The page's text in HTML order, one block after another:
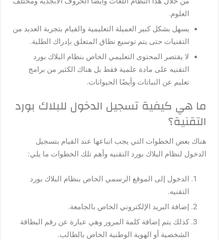
العلوم.
يسهل بشكل كبير العميلة التعليمية والقيام بتجربة العديد من
التقنيات حتى يتم توسيع نطاق المتعلق بإدراك الطلبة.
لا يقتصر المحتوى التعليمي الخاص بنظام البلاك بورد
التقنيه على مادة علمية فقط بل هناك الكثير من برامج
تعليم عن النباتات وأيضًا الحيوانات.
ما هي كيفية تسجيل الدخول للبلاك بورد
التقنية؟
هناك بعض الخطوات التي يجب اتباعها عند القيام بتسجيل
الدخول لنظام البلاك بورد التقنيه وأهم تلك الخطوات ما يلي:
الدخول إلى الموقع الرسمي الخاص بنظام البلاك بورد
التقنيه.
إضافة البريد الإلكتروني الخاص بالجامعة.
كذلك يتم إضافة كلمة المرور وهي عبارة عن رقم البطاقة
الشخصية أو الهوية الوطنية الخاص بالطالب.